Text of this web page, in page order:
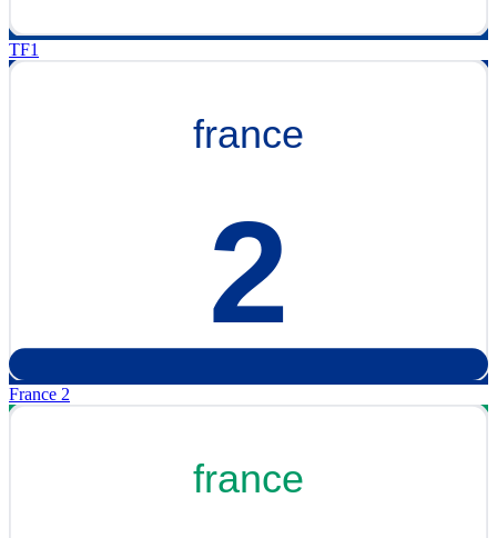
TF1
France 2